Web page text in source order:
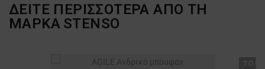
ΔΕΙΤΕ ΠΕΡΙΣΣΟΤΕΡΑ ΑΠΟ ΤΗ
ΜΑΡΚΑ STENSO